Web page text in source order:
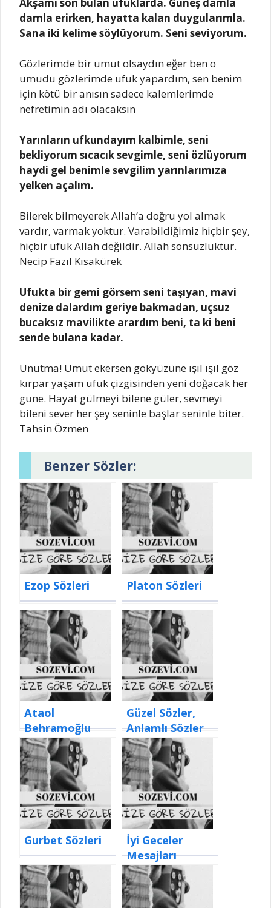
damla erirken, hayatta kalan duygularımla.
Sana iki kelime söylüyorum. Seni seviyorum.
Gözlerimde bir umut olsaydın eğer ben o
umudu gözlerimde ufuk yapardım, sen benim
için kötü bir anısın sadece kalemlerimde
nefretimin adı olacaksın
Yarınların ufkundayım kalbimle, seni
bekliyorum sıcacık sevgimle, seni özlüyorum
haydi gel benimle sevgilim yarınlarımıza
yelken açalım.
Bilerek bilmeyerek Allah’a doğru yol almak
vardır, varmak yoktur. Varabildiğimiz hiçbir şey,
hiçbir ufuk Allah değildir. Allah sonsuzluktur.
Necip Fazıl Kısakürek
Ufukta bir gemi görsem seni taşıyan, mavi
denize dalardım geriye bakmadan, uçsuz
bucaksız mavilikte arardım beni, ta ki beni
sende bulana kadar.
Unutma! Umut ekersen gökyüzüne ışıl ışıl göz
kırpar yaşam ufuk çizgisinden yeni doğacak her
güne. Hayat gülmeyi bilene güler, sevmeyi
bileni sever her şey seninle başlar seninle biter.
Tahsin Özmen
Benzer Sözler:
Ezop Sözleri Platon Sözleri
Ataol
Behramoğlu
Sözleri
Güzel Sözler,
Anlamlı Sözler
Gurbet Sözleri
İyi Geceler
Mesajları